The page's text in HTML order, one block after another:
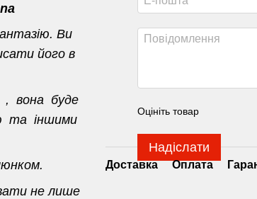
Ви
його в
, вона буде
та іншими
не лише
Оцініть товар
Надіслати
Доставка Оплата